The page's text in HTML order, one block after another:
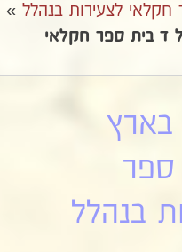
לצעירות בנהלל »
ד בית ספר חקלאי
בארץ
ספר
בנהלל